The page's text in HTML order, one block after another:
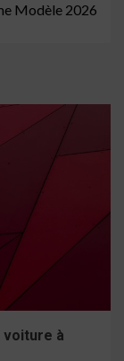
Modèle 2026
voiture à